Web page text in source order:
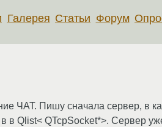
Галерея Статьи Форум
ЧАТ. Пишу сначала сервер, в
в Qlist< QTcpSocket*>. Сервер